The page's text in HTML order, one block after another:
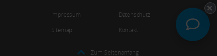
Impressum
Datenschutz
Sitemap
Kontakt
Zum Seitenanfang